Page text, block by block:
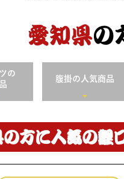
愛知県の
の
腹掛の 人気商品
の方に人気の鯉